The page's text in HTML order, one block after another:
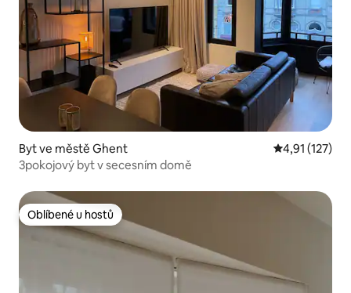
Byt ve městě Ghent Průměrné
4,91 (127)
3pokojový byt v secesním domě
Oblíbené u hostů
Oblíbené u hostů